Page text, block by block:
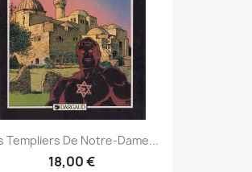
Templiers De Notre-Dame...
18,00 €